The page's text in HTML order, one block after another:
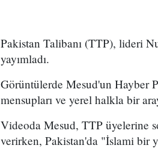
Pakistan Talibanı (TTP), lideri
yayımladı.
Görüntülerde Mesud'un Hayber
mensupları ve yerel halkla bir
Videoda Mesud, TTP üyelerine
verirken, Pakistan'da "İslami bir